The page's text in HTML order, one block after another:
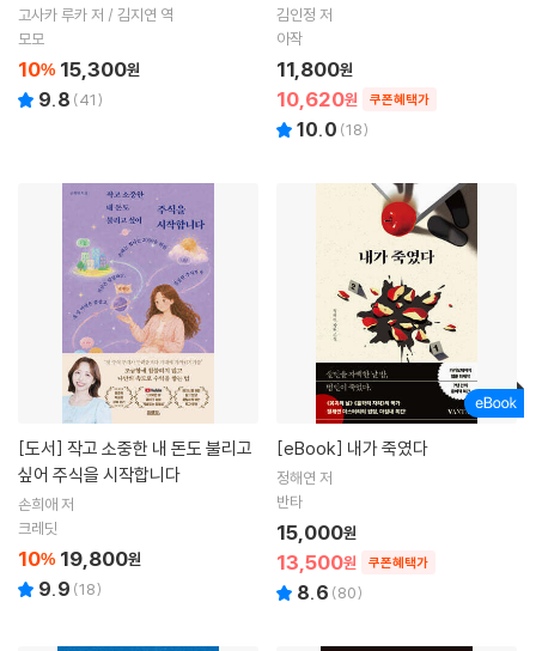
고사카 루카 저 / 김지연 역
모모
10% 15,300원
9.8 (41)
김인정 저
아작
10,620원 쿠폰혜택가
11,800원
10.0 (18)
[도서]
싶어 주식을 시작합니다
손희애 저
크레딧
10% 19,800원
9.9 (18)
[eBook] 내가 죽였다
정해연 저
반타
13,500원 쿠폰혜택가
15,000원
8.6 (80)